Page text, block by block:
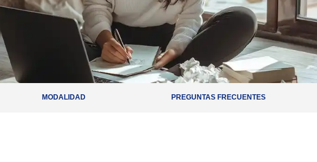
MODALIDAD PREGUNTAS FRECUENTES